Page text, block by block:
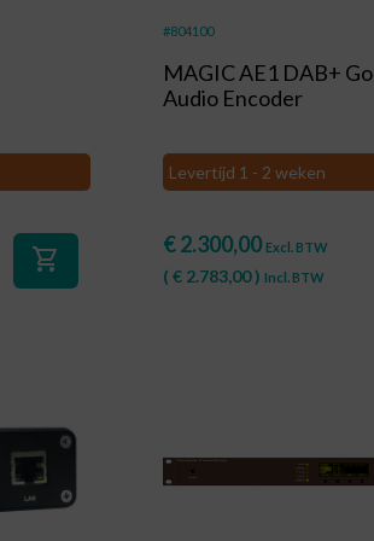
shopping_cart
#804100
MAGIC AE1 DAB+ Go
Audio Encoder
Levertijd 1 - 2 weken
€2.300,00 Excl. BTW
( €2.783,00) Incl. BTW